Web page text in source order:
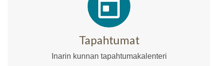
Tapahtumat
Inarin kunnan tapahtumakalenteri